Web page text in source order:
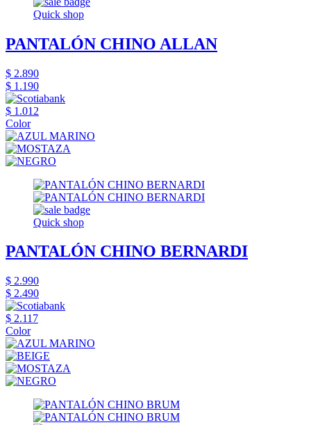
Quick shop
PANTALÓN CHINO ALLAN
$ 2.890
$ 1.190
$ 1.012
Color
Quick shop
PANTALÓN CHINO BERNARDI
$ 2.990
$ 2.490
$ 2.117
Color